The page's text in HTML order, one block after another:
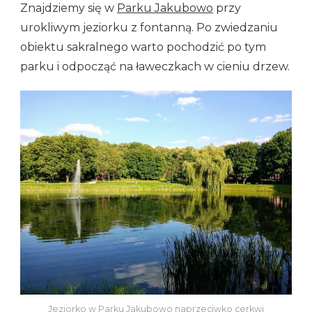
Znajdziemy się w Parku Jakubowo przy
urokliwym jeziorku z fontanną. Po zwiedzaniu
obiektu sakralnego warto pochodzić po tym
parku i odpocząć na ławeczkach w cieniu drzew.
Jeziorko w Parku Jakubowo naprzeciwko cerkwi